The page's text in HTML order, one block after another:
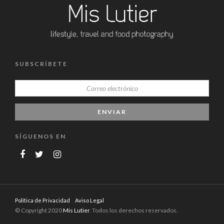
SUBSCRÍBETE
SÍGUENOS EN
Política de Privacidad Aviso Legal
© Copyright 2020Mis Lutier. Todos los derechos reservados.